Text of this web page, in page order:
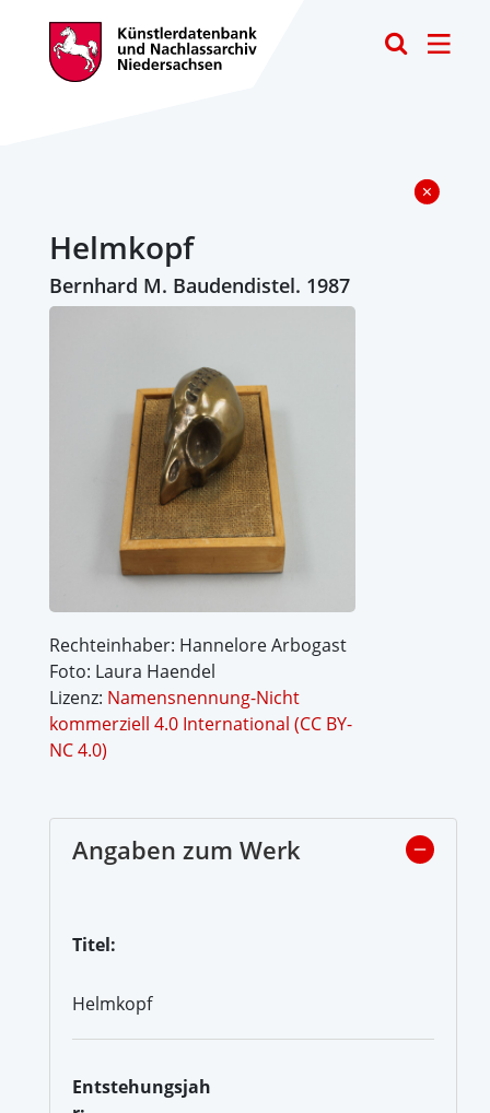
Helmkopf
Bernhard M. Baudendistel. 1987
Rechteinhaber: Hannelore Arbogast
Foto: Laura Haendel
Lizenz: Namensnennung-Nicht
kommerziell 4.0 International (CC BY-
NC 4.0)
Angaben zum Werk
Titel:
Helmkopf
Entstehungsjah